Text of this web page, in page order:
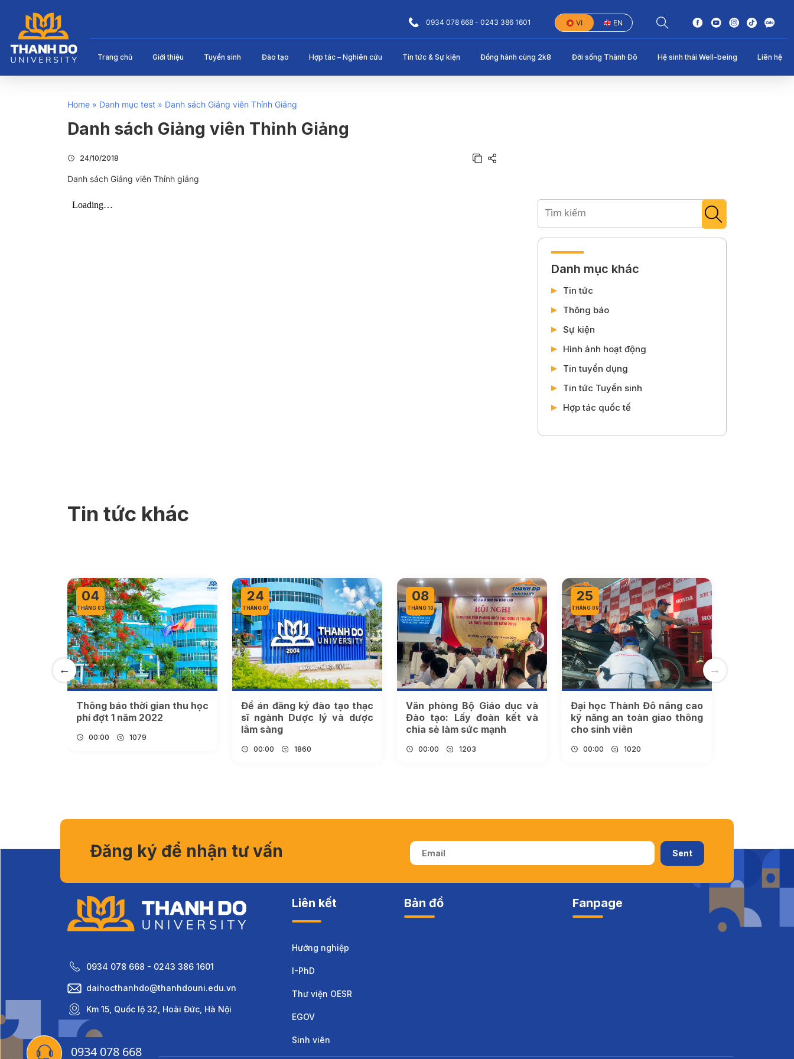
0934 078 668 - 0243 386 1601 VI EN
Trang chủ Giới thiệu Tuyển sinh Đào tạo Hợp tác – Nghiên cứu Tin tức & Sự kiện Đồng hành cùng 2k8 Đời sống Thành Đô Hệ sinh thái Well-being Liên hệ
Home » Danh mục test » Danh sách Giảng viên Thỉnh Giảng
Danh sách Giảng viên Thỉnh Giảng
24/10/2018
Danh sách Giảng viên Thỉnh giảng
Danh mục khác
Tin tức
Thông báo
Sự kiện
Hình ảnh hoạt động
Tin tuyển dụng
Tin tức Tuyển sinh
Hợp tác quốc tế
Tin tức khác
04
THÁNG 03
Thông báo thời gian thu học
phí đợt 1 năm 2022
00:00 1079
24
THÁNG 01
Đề án đăng ký đào tạo thạc
sĩ ngành Dược lý và dược
lâm sàng
00:00 1860
08
THÁNG 10
Văn phòng Bộ Giáo dục và
Đào tạo: Lấy đoàn kết và
chia sẻ làm sức mạnh
00:00 1203
25
THÁNG 09
Đại học Thành Đô nâng cao
kỹ năng an toàn giao thông
cho sinh viên
00:00 1020
0934 078 668 - 0243 386 1601
daihocthanhdo@thanhdouni.edu.vn
Km 15, Quốc lộ 32, Hoài Đức, Hà Nội
Liên kết
Hướng nghiệp
I-PhD
Thư viện OESR
EGOV
Sinh viên
Bản đồ Fanpage
Đăng ký để nhận tư vấn
0934 078 668